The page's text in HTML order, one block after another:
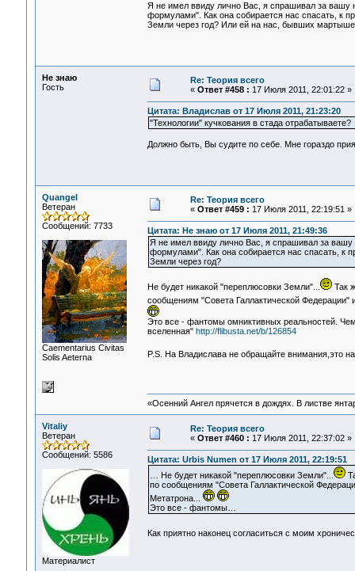
Я не имел ввиду лично Вас, я спрашивал за вашу
формулами". Как она собирается нас спасать, к
Земли через год? Или ей на нас, бывших
Не знаю
Гость
Re: Теория всего
« Ответ #458 : 17 Июля 2011, 22:01:22 »
Цитата: Владислав от 17 Июля 2011, 21:23:20
"Технологии" кучкования в стада отрабатываете?
Должно быть, Вы судите по себе. Мне гораздо
Quangel
Ветеран
Сообщений: 7733
Сaementarius Civitas
Solis Aeterna
Re: Теория всего
« Ответ #459 : 17 Июля 2011, 22:19:51 »
Цитата: Не знаю от 17 Июля 2011, 21:49:36
Я не имел ввиду лично Вас, я спрашивал за вашу
формулами". Как она собирается нас спасать, к
Земли через год?
Не будет никакой "переплюсовки Земли"...
Так
сообщениям "Совета Галлактической
Это все - фантомы омниктивных реальностей. Чем
вселенная" http://flibusta.net/b/126854
P.S. На Владислава не обращайте внимания,это
«Осенний Ангел прячется в дождях. В листве
Vitaliy
Ветеран
Сообщений: 5586
Материалист
Re: Теория всего
« Ответ #460 : 17 Июля 2011, 22:37:02 »
Цитата: Urbis Numen от 17 Июля 2011, 22:19:51
… Не будет никакой "переплюсовки Земли"...
по сообщениям "Совета Галлактической
Метатрона...
Это все - фантомы…
Как приятно наконец согласиться с моим